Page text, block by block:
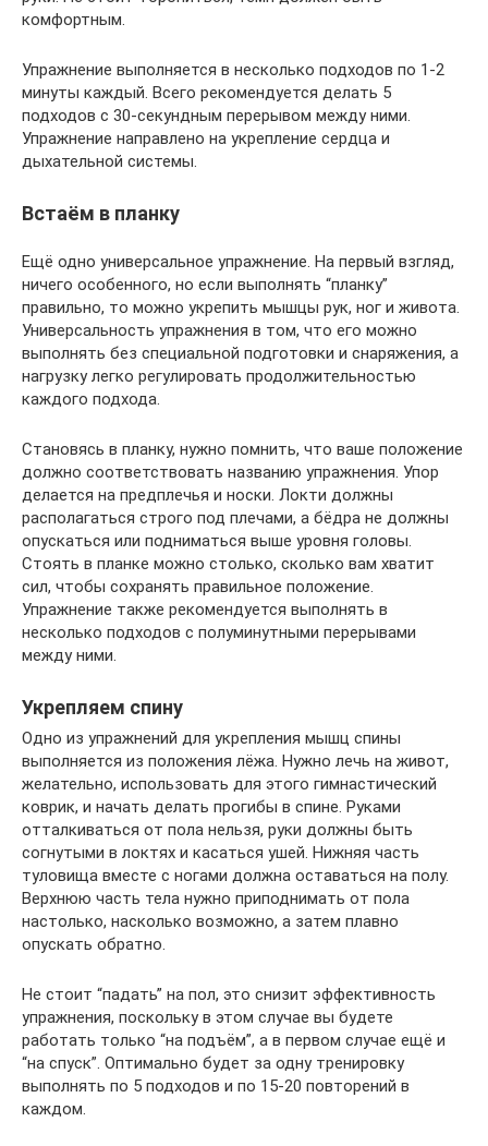
комфортным.
Упражнение выполняется в несколько подходов по 1-2
минуты каждый. Всего рекомендуется делать 5
подходов с 30-секундным перерывом между ними.
Упражнение направлено на укрепление сердца и
дыхательной системы.
Встаём в планку
Ещё одно универсальное упражнение. На первый взгляд,
ничего особенного, но если выполнять “планку”
правильно, то можно укрепить мышцы рук, ног и живота.
Универсальность упражнения в том, что его можно
выполнять без специальной подготовки и снаряжения, а
нагрузку легко регулировать продолжительностью
каждого подхода.
Становясь в планку, нужно помнить, что ваше положение
должно соответствовать названию упражнения. Упор
делается на предплечья и носки. Локти должны
располагаться строго под плечами, а бёдра не должны
опускаться или подниматься выше уровня головы.
Стоять в планке можно столько, сколько вам хватит
сил, чтобы сохранять правильное положение.
Упражнение также рекомендуется выполнять в
несколько подходов с полуминутными перерывами
между ними.
Укрепляем спину
Одно из упражнений для укрепления мышц спины
выполняется из положения лёжа. Нужно лечь на живот,
желательно, использовать для этого гимнастический
коврик, и начать делать прогибы в спине. Руками
отталкиваться от пола нельзя, руки должны быть
согнутыми в локтях и касаться ушей. Нижняя часть
туловища вместе с ногами должна оставаться на полу.
Верхнюю часть тела нужно приподнимать от пола
настолько, насколько возможно, а затем плавно
опускать обратно.
Не стоит “падать” на пол, это снизит эффективность
упражнения, поскольку в этом случае вы будете
работать только “на подъём”, а в первом случае ещё и
“на спуск”. Оптимально будет за одну тренировку
выполнять по 5 подходов и по 15-20 повторений в
каждом.